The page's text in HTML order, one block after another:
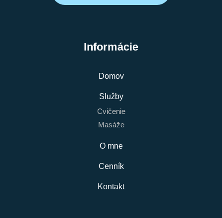
Informácie
Domov
Služby
Cvičenie
Masáže
O mne
Cenník
Kontakt